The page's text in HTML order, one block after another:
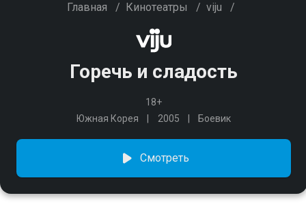
Главная / Кинотеатры / viju /
Горечь и сладость
18+
Южная Корея
2005 Боевик
Смотреть